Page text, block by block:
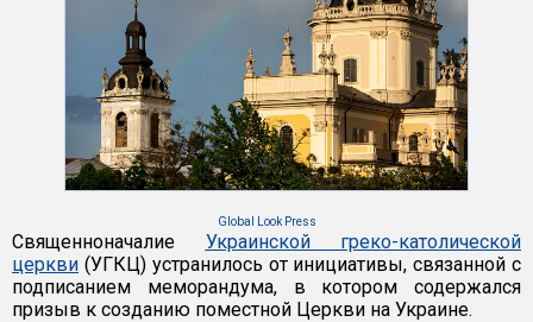
Global Look Press
Священноначалие Украинской греко-католической
церкви (УГКЦ) устранилось от инициативы, связанной с
подписанием меморандума, в котором содержался
призыв к созданию поместной Церкви на Украине.